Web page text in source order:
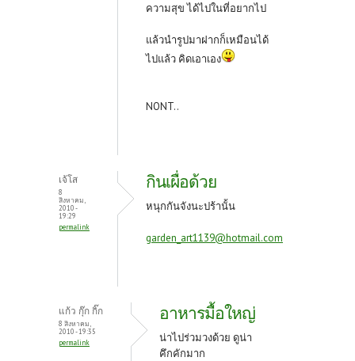
ความสุข ได้ไปในที่อยากไป
แล้วนำรูปมาฝากก็เหมือนได้
ไปแล้ว คิดเอาเอง
NONT..
เจ้โส
8
สิงหาคม,
2010 -
19:29
permalink
กินเผื่อด้วย
หนุกกันจังนะปร้านั้น
garden_art1139@hotmail.com
แก้ว กุ๊ก กิ๊ก
8 สิงหาคม,
2010 - 19:35
permalink
อาหารมื้อใหญ่
น่าไปร่วมวงด้วย ดูน่า
คึกคักมาก